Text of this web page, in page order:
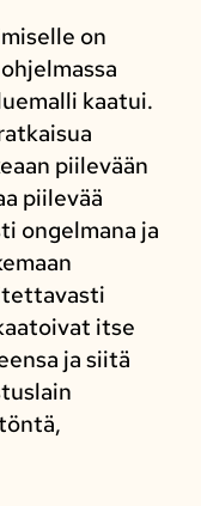
on
kaatui.
piilevään
piilevää
ongelmana ja
itse
ja siitä